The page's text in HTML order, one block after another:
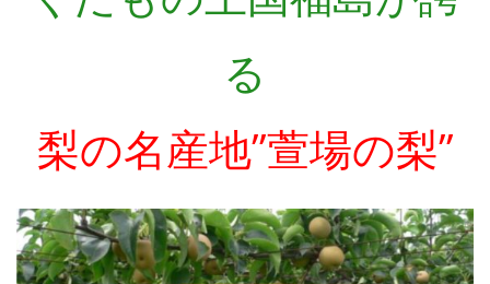
る
梨の名産地”萱場の梨”